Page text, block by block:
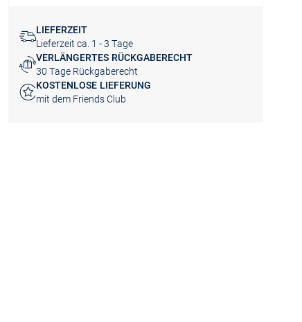
LIEFERZEIT
Lieferzeit ca. 1 - 3 Tage
VERLÄNGERTES RÜCKGABERECHT
30 Tage Rückgaberecht
KOSTENLOSE LIEFERUNG
mit dem Friends Club